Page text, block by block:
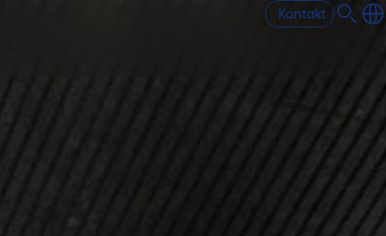
Kontakt